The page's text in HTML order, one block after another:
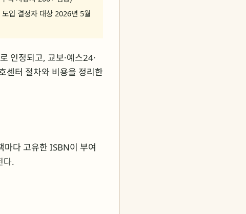
입 결정자 대상 2026년 5월
인정되고, 교보·예스24·
센터 절차와 비용을 정리한
마다 고유한 ISBN이 부여
다.